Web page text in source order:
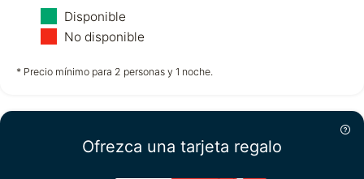
Domingo
09/08
no disponible no disponible
12/08
Disponible
No disponible
* Precio mínimo para 2 personas y 1 noche.
Ofrezca una tarjeta regalo